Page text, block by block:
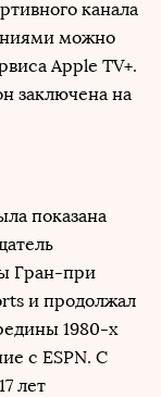
канала
можно
Apple TV+.
заключена на
показана
Гран-при
и продолжал
1980-х
с ESPN. С
лет